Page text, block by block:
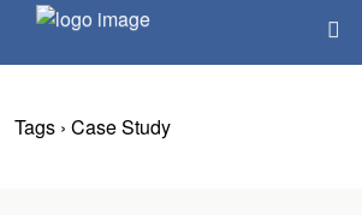
Tags › Case Study